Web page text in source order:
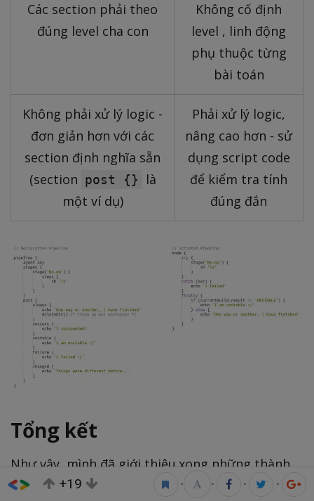
Các section phải theo
đúng level cha con
Không cố định
level , linh động
phụ thuộc từng
bài toán
Không phải xử lý logic -
đơn giản hơn với các
section định nghĩa sẵn
(section post {}
là
một ví dụ)
Phải xử lý logic,
nâng cao hơn - sử
dụng script code
để kiểm tra tính
đúng đắn
Tổng kết
Như vậy, mình đã giới thiệu xong những thành
phần cơ bản và cũng là thành phần bắt đầu để
+19 • • • •